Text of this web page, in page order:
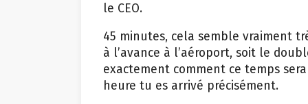
le CEO.
45 minutes, cela semble vraiment
à l’avance à l’aéroport, soit le
exactement comment ce temps
heure tu es arrivé précisément.